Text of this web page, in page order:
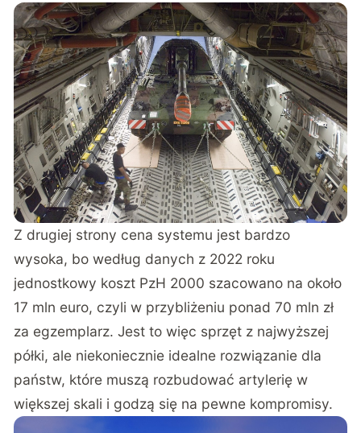
Z drugiej strony cena systemu jest bardzo
wysoka, bowedług danych z 2022 roku
jednostkowy koszt PzH 2000 szacowano na około
17 mln euro, czyli w przybliżeniu ponad 70 mln zł
za egzemplarz. Jest to więc sprzęt z najwyższej
półki, ale niekoniecznie idealne rozwiązanie dla
państw, które muszą rozbudować artylerię w
większej skali i godzą się na pewne kompromisy.